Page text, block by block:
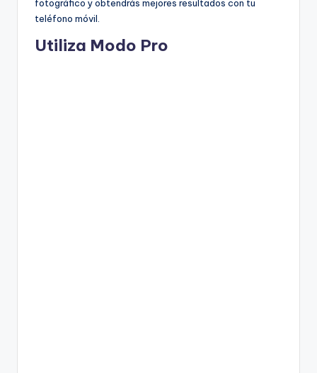
fotográfico y obtendrás mejores resultados con tu
teléfono móvil.
Utiliza Modo Pro